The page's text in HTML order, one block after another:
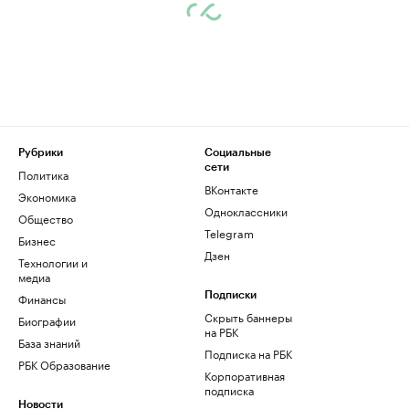
Рубрики
Политика
Экономика
Общество
Бизнес
Технологии и
медиа
Финансы
Биографии
База знаний
РБК Образование
Новости
Социальные
сети
ВКонтакте
Одноклассники
Telegram
Дзен
Подписки
Скрыть баннеры
на РБК
Подписка на РБК
Корпоративная
подписка